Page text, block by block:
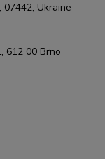
07442, Ukraine
612 00 Brno